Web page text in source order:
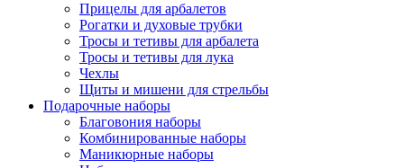
Прицелы для арбалетов
Рогатки и духовые трубки
Тросы и тетивы для арбалета
Тросы и тетивы для лука
Чехлы
Щиты и мишени для стрельбы
Подарочные наборы
Благовония наборы
Комбинированные наборы
Маникюрные наборы